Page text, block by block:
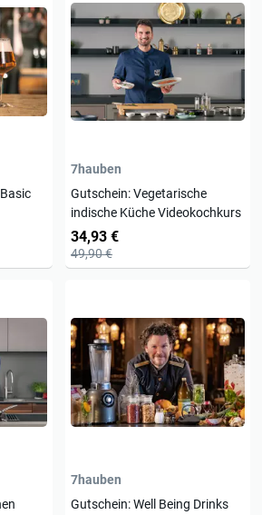
7hauben
Gutschein: Vegetarische
indische Küche Videokochkurs
34,93 €
49,90 €
7hauben
Gutschein: Well Being Drinks